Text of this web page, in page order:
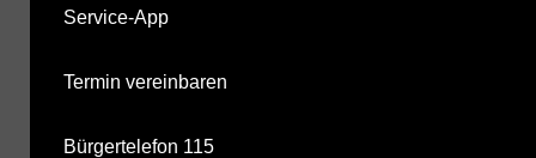
Service-App
Termin vereinbaren
Bürgertelefon 115